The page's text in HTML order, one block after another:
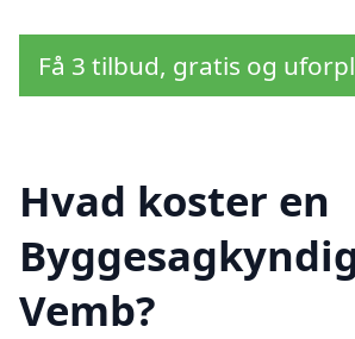
Få 3 tilbud, gratis og
Hvad koster en
Vemb?